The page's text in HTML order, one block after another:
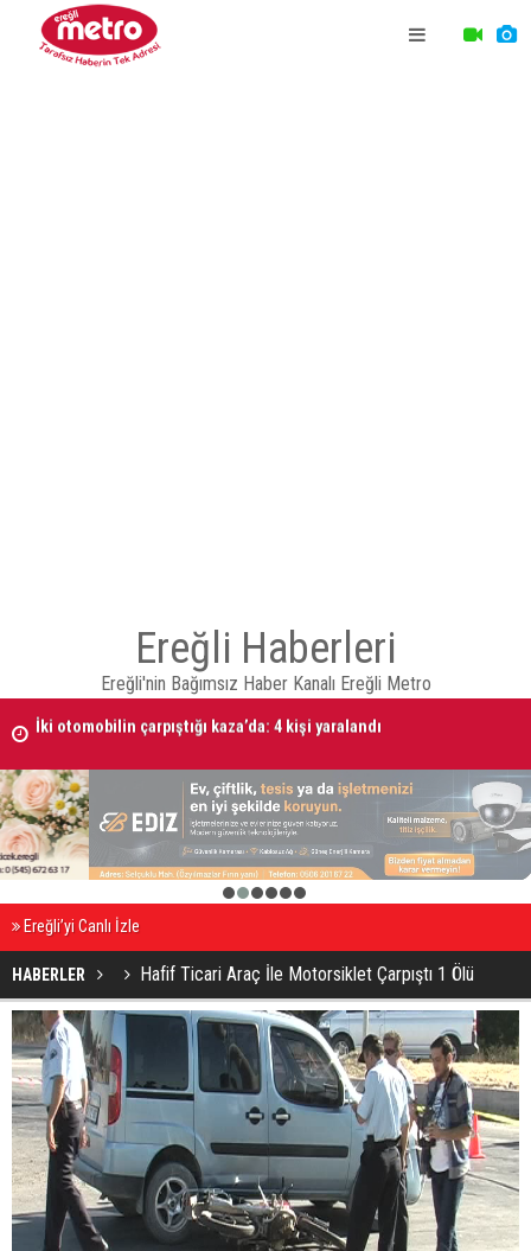
Ereğli Haberleri
Ereğli'nin Bağımsız Haber Kanalı Ereğli Metro
İki otomobilin çarpıştığı kaza’da: 4 kişi yaralandı
Taşlı bıçaklı kavga: 4 yaralı
2 3 4 5 6
Ereğli’yi Canlı İzle
HABERLER Hafif Ticari Araç İle Motorsiklet Çarpıştı 1 Ölü